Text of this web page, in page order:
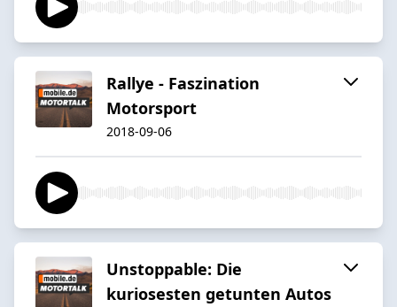
Rallye - Faszination
Motorsport
2018-09-06
Unstoppable: Die
kuriosesten getunten Autos